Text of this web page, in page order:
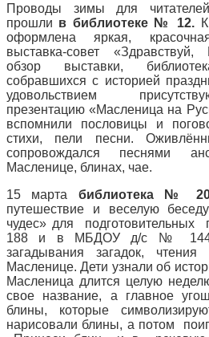
Проводы зимы для
прошли в библиотеке № 12.
оформлена яркая,
выставка-совет
обзор выставки,
собравшихся с историей
удовольствием
презентацию «Масленица на
вспомнили пословицы и
стихи, пели песни.
сопровождался песнями
Масленице, блинах, чае.
15 марта библиотека №
путешествие и веселую
чудес» для
188 и в МБДОУ д/с № 144.
загадывания загадок,
Масленице. Дети узнали об
Масленица длится целую
свое название, а главное
блины, которые
нарисовали блины, а потом